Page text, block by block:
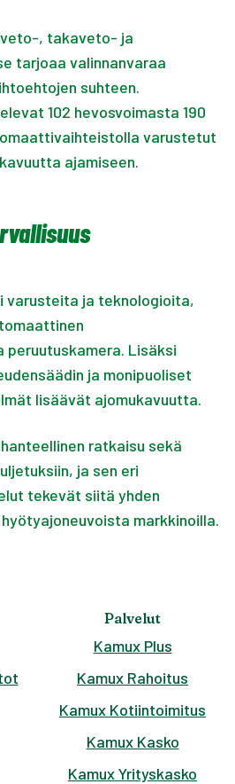
, takaveto- ja
tarjoaa valinnanvaraa
suhteen.
102 hevosvoimasta 190
varustetut
ajamiseen.
varusteita ja teknologioita,
Lisäksi
ja monipuoliset
lisäävät ajomukavuutta.
ratkaisu sekä
ja sen eri
tekevät siitä yhden
markkinoilla.
Palvelut
Kamux Plus
Kamux Rahoitus
Kamux Kotiintoimitus
Kamux Kasko
Kamux Yrityskasko